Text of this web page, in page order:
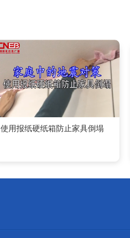
使用报纸硬纸箱防止家具倒塌